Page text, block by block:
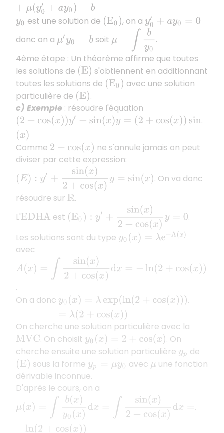
y0 est une solution de (E0) , on ay0 +a y0= 0
donc on a μ′y0= b soit 0
.
4ème étape : Un théorème affirme que toutes
les solutions de (E)
s'obtiennent en additionnant
toutes les solutions de (E0) avec une solution
particulière de (E) .
c) Exemple : résoudre l'équation
(2+cos(x))y′ +sin (x )y=(2+cos( x)) sin (x) .
Comme 2 +cos(x)
ne s'annule jamais on peut
diviser par cette expression:
( E):y sin cos(x)
. On va donc
résoudre sur R .
L'EDHA est
(E0 ): sin ( +cos(x)
.
Les solutions sont du type y0 (x)= −A(
)
avec
A( x = x) cos(x)d − cos x)
.
On a donc y0 (x)= exp(ln(2+cos x ))=λ(2 + cos
.
On cherche une solution particulière avec la
MVC . On choisit y0 (x) = cos x)
. On
cherche ensuite une solution particulière yp de
(E) sous la forme yp y0 avec μ une fonction
dérivable inconnue.
D'après le cours, on a
x = )y 0(x)d = 2+ cos(x)dx ln
.